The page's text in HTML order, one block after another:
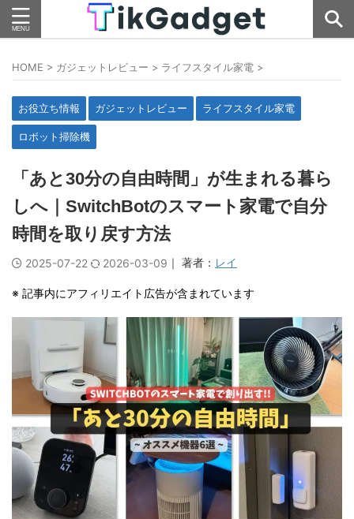
HOME > ガジェットレビュー > ライフスタイル家電 >
お役立ち情報 ガジェットレビュー ライフスタイル家電
ロボット掃除機
「あと30分の自由時間」が生まれる暮ら
しへ｜SwitchBotのスマート家電で自分
時間を取り戻す方法
2025-07-22 2026-03-09 ｜ 著者： レイ
※ 記事内にアフィリエイト広告が含まれています